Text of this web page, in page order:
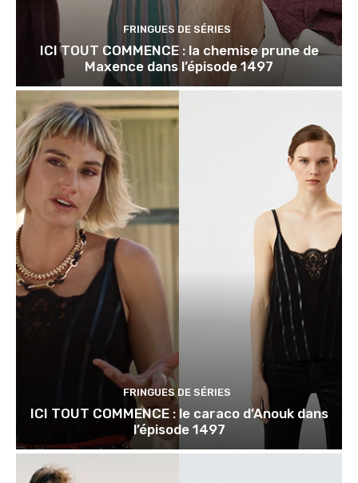
FRINGUES DE SÉRIES
ICI TOUT COMMENCE : la chemise prune de
Maxence dans l’épisode 1497
FRINGUES DE SÉRIES
ICI TOUT COMMENCE : le caraco d’Anouk dans
l’épisode 1497